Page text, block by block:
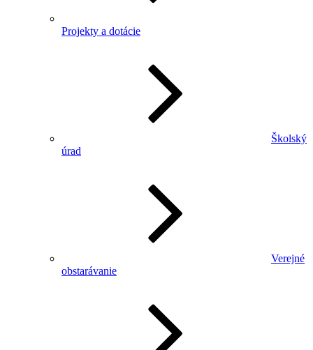
Projekty a dotácie
Školský
úrad
Verejné
obstarávanie